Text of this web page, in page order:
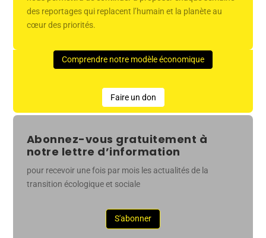
des reportages qui replacent l’humain et la planète au
cœur des priorités.
Comprendre notre modèle économique
Faire un don
Abonnez-vous gratuitement à
notre lettre d’information
pour recevoir une fois par mois les actualités de la
transition écologique et sociale
S'abonner